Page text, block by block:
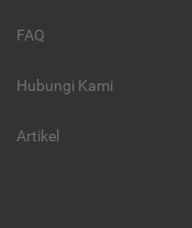
FAQ
Hubungi Kami
Artikel